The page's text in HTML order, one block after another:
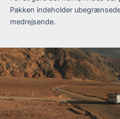
Pakken indeholder
medrejsende.